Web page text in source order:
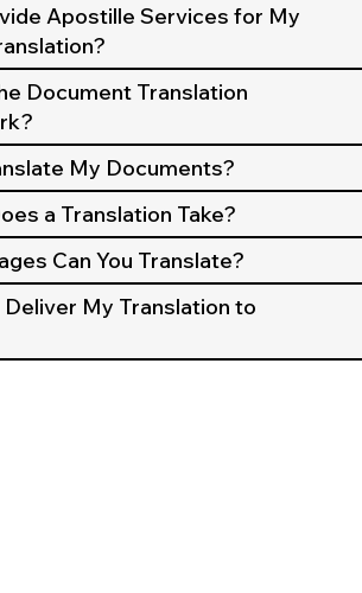
Apostille Services for My
Document Translation
My Documents?
a Translation Take?
Can You Translate?
Deliver My Translation to